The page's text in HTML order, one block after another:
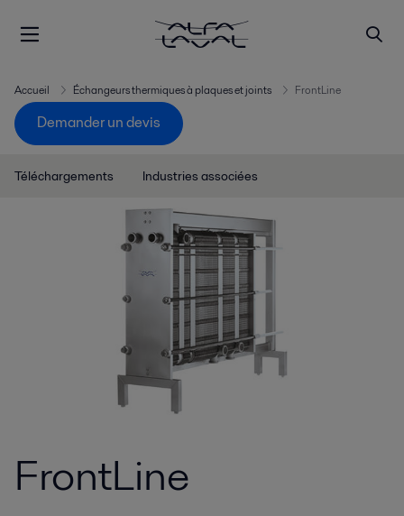
Accueil Échangeurs thermiques à plaques et joints FrontLine
Demander un devis
Téléchargements Industries associées
FrontLine